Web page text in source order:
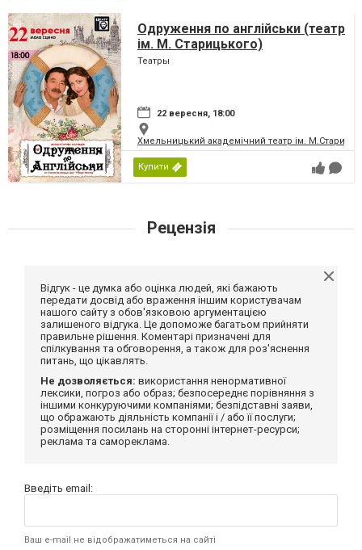
Одруження по англійськи (театр
ім. М. Старицького)
Театры
22 вересня, 18:00
Хмельницький академічний театр ім.
Купити
Рецензія
Відгук - це думка або оцінка людей, які бажають
передати досвід або враження іншим користувачам
нашого сайту з обов'язковою аргументацією
залишеного відгука. Це допоможе багатьом прийняти
правильне рішення. Коментарі призначені для
спілкування та обговорення, а також для роз'яснення
питань, що цікавлять.
Не дозволяється: використання ненормативної
лексики, погроз або образ; безпосереднє порівняння з
іншими конкуруючими компаніями; безпідставні заяви,
що ображають діяльність компанії і / або її послуги;
розміщення посилань на сторонні інтернет-ресурси;
реклама та самореклама.
Введіть email:
Ваш e-mail не відображатиметься на сайті